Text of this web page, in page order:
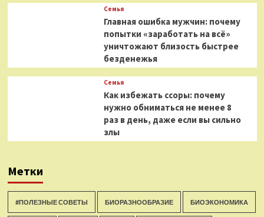
Семья
Главная ошибка мужчин: почему
попытки «заработать на всё»
уничтожают близость быстрее
безденежья
Семья
Как избежать ссоры: почему
нужно обниматься не менее 8
раз в день, даже если вы сильно
злы
Метки
#ПОЛЕЗНЫЕ СОВЕТЫ БИОРАЗНООБРАЗИЕ БИОЭКОНОМИКА